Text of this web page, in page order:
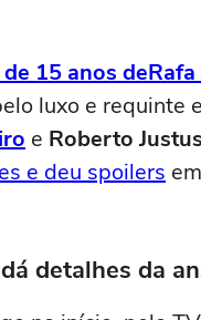
15 anos de
luxo e requinte
e Roberto Justus
e deu spoilers
detalhes da